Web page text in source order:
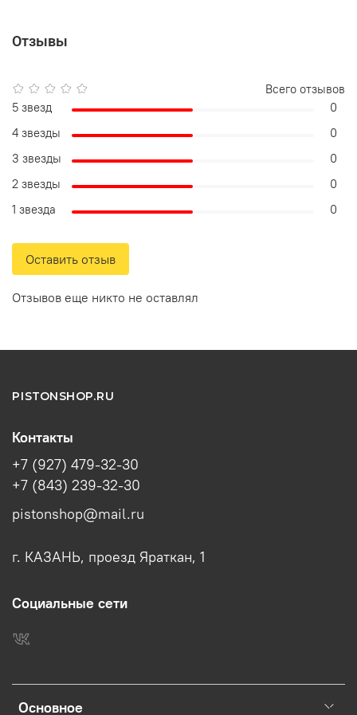
Отзывы
Отзывов еще никто не оставлял
Всего отзывов
5 звезд
0
4 звезды
0
3 звезды
0
2 звезды
0
1 звезда
0
Оставить отзыв
PISTONSHOP.RU
Основное
Контакты
+7 (927) 479-32-30
+7 (843) 239-32-30
pistonshop@mail.ru
г. КАЗАНЬ, проезд Яраткан, 1
Социальные сети